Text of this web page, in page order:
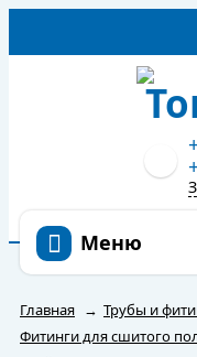
Меню
Главная → Трубы и
Фитинги для сшитого